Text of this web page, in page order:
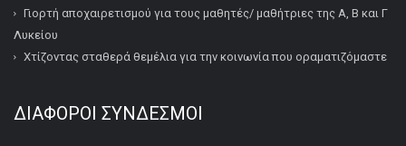
Γιορτή αποχαιρετισμού για τους μαθητές/ μαθήτριες της Α, Β και Γ
Λυκείου
Χτίζοντας σταθερά θεμέλια για την κοινωνία που οραματιζόμαστε
ΔΙΆΦΟΡΟΙ ΣΎΝΔΕΣΜΟΙ